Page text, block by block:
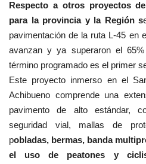
Respecto a otros proyectos
para la provincia y la Región s
pavimentación de la ruta L-45 en
avanzan y ya superaron el
término programado es el primer
Este proyecto inmerso en el
Achibueno comprende una
pavimento de alto estándar,
seguridad vial, mallas de
pobladas, bermas, banda
el uso de peatones y